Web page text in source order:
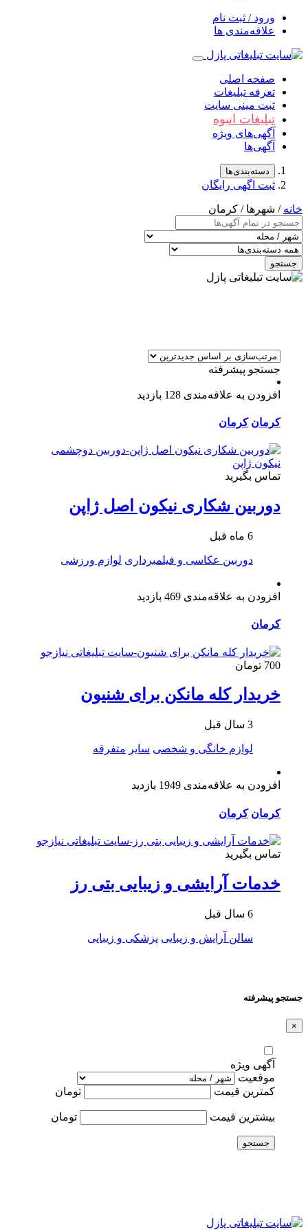
ورود / ثبت نام
علاقه‌مندی ها
صفحه اصلی
تعرفه تبلیغات
ثبت مینی سایت
تبلیغات انبوه
آگهی‌های ویژه
آگهی‌ها
دسته‌بندی‌ها
ثبت اگهی رایگان
خانه / شهرها / کرمان
جستجو
جستجو پیشرفته
افزودن به علاقه‌مندی 128 بازدید
کرمان کرمان
تماس بگیرید
دوربین شکاری نیکون اصل ژاپن
6 ماه قبل
دوربین عکاسی و فیلمبرداری لوازم ورزشی
افزودن به علاقه‌مندی 469 بازدید
کرمان
700 تومان
خریدار کله مانکن برای شنیون
3 سال قبل
لوازم خانگی و شخصی سایر متفرقه
افزودن به علاقه‌مندی 1949 بازدید
کرمان کرمان
تماس بگیرید
خدمات آرایشی و زیبایی بتی رز
6 سال قبل
سالن آرایش و زیبایی پزشکی و زیبایی
جستجو پیشرفته
×
آگهی ویژه
موقعیت
کمترین قیمت
تومان
بیشترین قیمت تومان
جستجو